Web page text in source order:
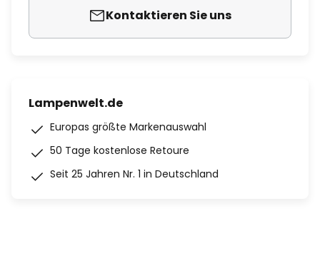
Kontaktieren Sie uns
Lampenwelt.de
Europas größte Markenauswahl
50 Tage kostenlose Retoure
Seit 25 Jahren Nr. 1 in Deutschland